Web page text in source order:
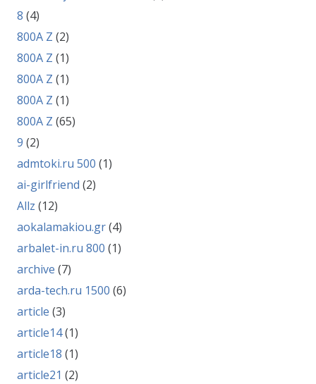
8 (4)
800A Z (2)
800A Z (1)
800A Z (1)
800A Z (1)
800A Z (65)
9 (2)
admtoki.ru 500 (1)
ai-girlfriend (2)
Allz (12)
aokalamakiou.gr(4)
arbalet-in.ru 800 (1)
archive (7)
arda-tech.ru 1500 (6)
article (3)
article14(1)
article18 (1)
article21 (2)